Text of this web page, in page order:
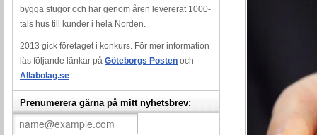
bygga stugor och har genom åren levererat 1000-
tals hus till kunder i hela Norden.
2013 gick företaget i konkurs. För mer information
läs följande länkar på Göteborgs Posten och
Allabolag.se
Prenumerera gärna på mitt nyhetsbrev: